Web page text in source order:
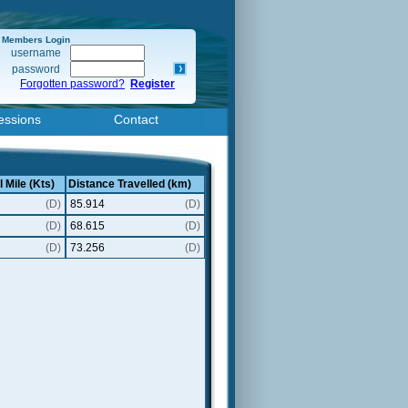
Members Login
username
password
Forgotten password? Register
Contact
Mile (Kts)
Distance Travelled (km)
(D) 85.914
(D)
(D) 68.615
(D)
(D) 73.256
(D)